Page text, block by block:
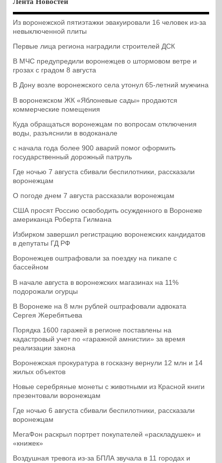
Из воронежской пятиэтажки эвакуировали 16 человек из-за
невыключенной плиты
Первые лица региона наградили строителей ДСК
В МЧС предупредили воронежцев о штормовом ветре и
грозах с градом 8 августа
В Дону возле воронежского села утонул 65-летний мужчина
В воронежском ЖК «Яблоневые сады» продаются
коммерческие помещения
Куда обращаться воронежцам по вопросам отключения
воды, разъяснили в водоканале
с начала года более 900 аварий помог оформить
государственный дорожный патруль
Где ночью 7 августа сбивали беспилотники, рассказали
воронежцам
О погоде днем 7 августа рассказали воронежцам
США просят Россию освободить осужденного в Воронеже
американца Роберта Гилмана
Избирком завершил регистрацию воронежских кандидатов
в депутаты ГД РФ
Воронежцев оштрафовали за поездку на пикапе с
бассейном
В начале августа в воронежских магазинах на 11%
подорожали огурцы
В Воронеже на 8 млн рублей оштрафовали адвоката
Сергея Жеребятьева
Порядка 1600 гаражей в регионе поставлены на
кадастровый учет по «гаражной амнистии» за время
реализации закона
Воронежская прокуратура в госказну вернули 12 млн и 14
жилых объектов
Новые серебряные монеты с животными из Красной книги
презентовали воронежцам
Где ночью 6 августа сбивали беспилотники, рассказали
воронежцам
МегаФон раскрыл портрет покупателей «раскладушек» и
«книжек»
Воздушная тревога из-за БПЛА звучала в 11 городах и